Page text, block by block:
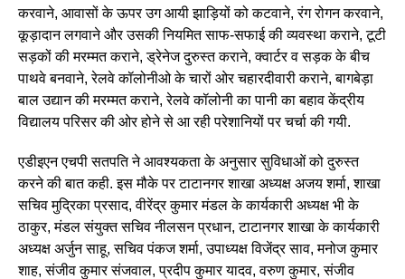
करवाने, आवासों के ऊपर उग आयी झाड़ियों को कटवाने, रंग रोगन करवाने,
कूड़ादान लगवाने और उसकी नियमित साफ-सफाई की व्यवस्था कराने, टूटी
सड़कों की मरम्मत कराने, ड्रेनेज दुरुस्त कराने, क्वार्टर व सड़क के बीच
पाथवे बनवाने, रेलवे कॉलोनीओ के चारों ओर चहारदीवारी कराने, बागबेड़ा
बाल उद्यान की मरम्मत कराने, रेलवे कॉलोनी का पानी का बहाव केंद्रीय
विद्यालय परिसर की ओर होने से आ रही परेशानियों पर चर्चा की गयी.
एडीइएन एचपी सतपति ने आवश्यकता के अनुसार सुविधाओं को दुरुस्त
करने की बात कही. इस मौके पर टाटानगर शाखा अध्यक्ष अजय शर्मा, शाखा
सचिव मुद्रिका प्रसाद, वीरेंद्र कुमार मंडल के कार्यकारी अध्यक्ष भी के
ठाकुर, मंडल संयुक्त सचिव नीलसन प्रधान, टाटानगर शाखा के कार्यकारी
अध्यक्ष अर्जुन साहू, सचिव पंकज शर्मा, उपाध्यक्ष विजेंद्र साव, मनोज कुमार
शाह, संजीव कुमार संजवाल, प्रदीप कुमार यादव, वरुण कुमार, संजीव